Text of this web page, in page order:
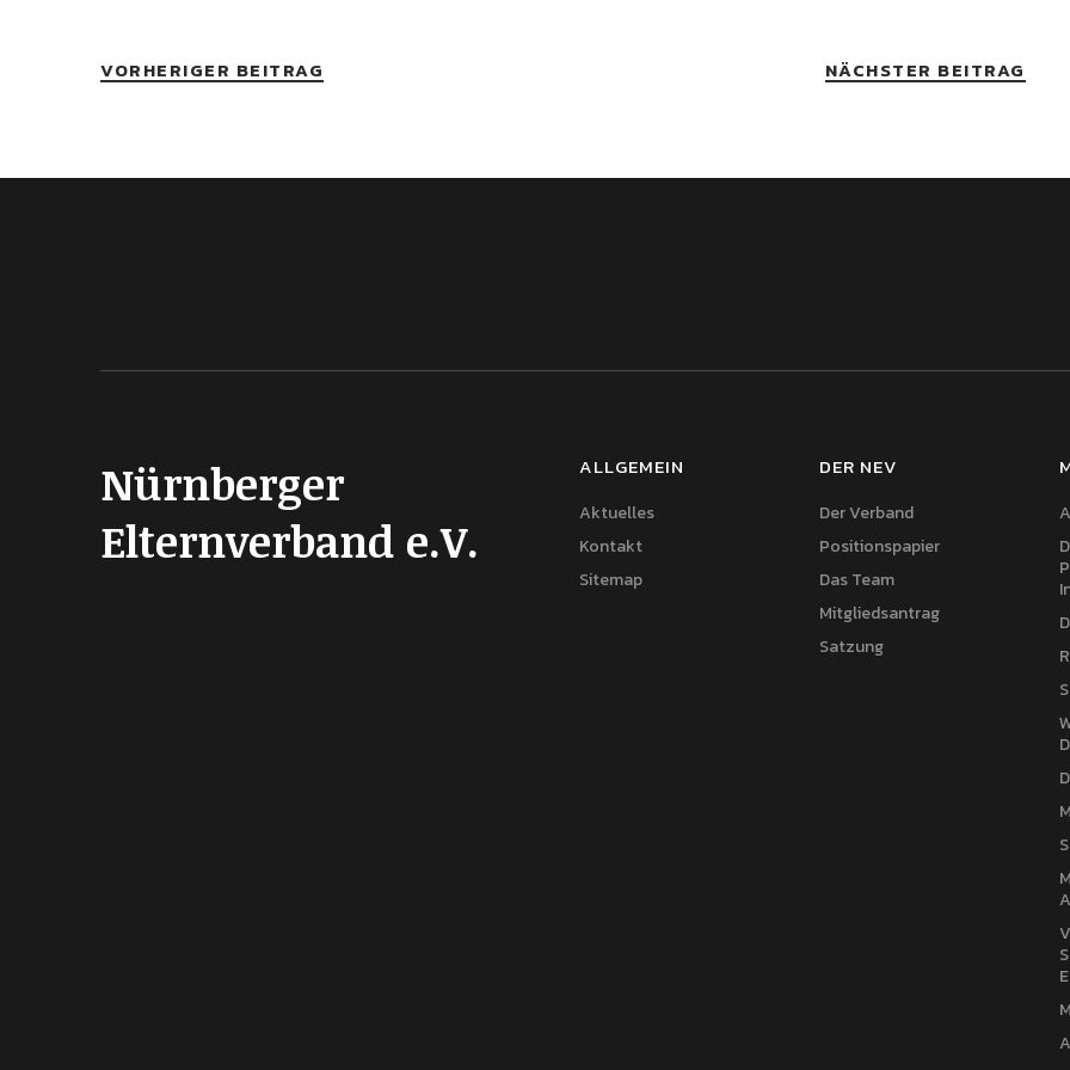
VORHERIGER BEITRAG NÄCHSTER BEITRAG
Nürnberger
Elternverband e.V.
ALLGEMEIN
Aktuelles
Kontakt
Sitemap
DER NEV
Der Verband
Positionspapier
Das Team
Mitgliedsantrag
Satzung